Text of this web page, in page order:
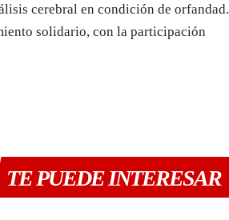
cerebral en condición de orfandad.
solidario, con la participación
TE PUEDE INTERESAR